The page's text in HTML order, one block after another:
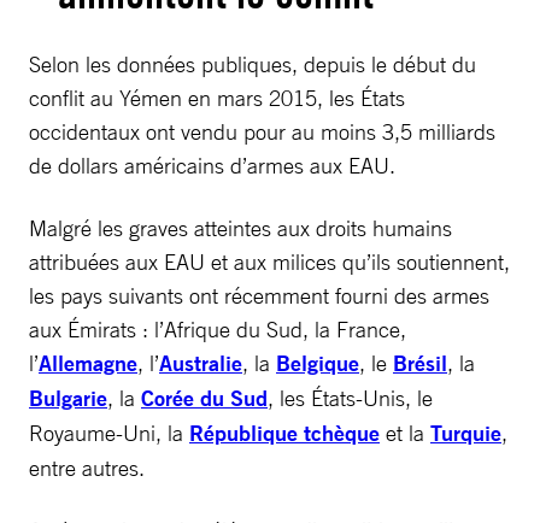
Selon les données publiques, depuis le début du
conflit au Yémen en mars 2015, les États
occidentaux ont vendu pour au moins 3,5 milliards
de dollars américains d’armes aux EAU.
Malgré les graves atteintes aux droits humains
attribuées aux EAU et aux milices qu’ils soutiennent,
les pays suivants ont récemment fourni des armes
aux Émirats : l’Afrique du Sud, la France,
l’Allemagne, l’Australie, la Belgique, le Brésil, la
Bulgarie, la Corée du Sud, les États-Unis, le
Royaume-Uni, la République tchèque et la Turquie,
entre autres.